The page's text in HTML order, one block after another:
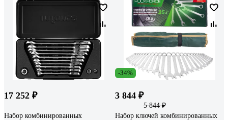
17 252 ₽
Набор комбинированных
-34%
3 844 ₽
5 844 ₽
Набор ключей комбинированных